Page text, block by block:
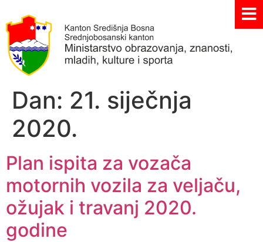
Dan: 21. siječnja
2020.
Plan ispita za vozača
motornih vozila za veljaču,
ožujak i travanj 2020.
godine